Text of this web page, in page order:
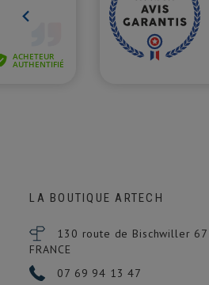
LA BOUTIQUE ARTECH
130 route de Bischwiller
FRANCE
07 69 94 13 47